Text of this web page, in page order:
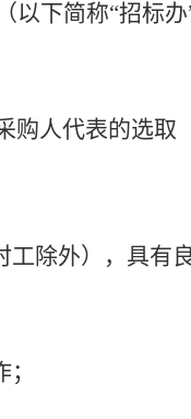
以下简称“招标
购人代表的选取
除外），具有